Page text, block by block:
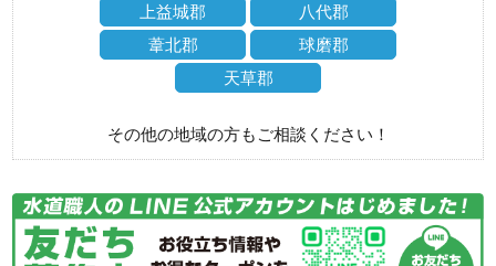
上益城郡
八代郡
葦北郡
球磨郡
天草郡
その他の地域の方もご相談ください！